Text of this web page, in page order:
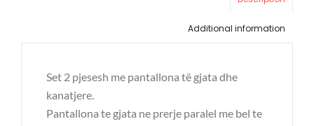
Additional information
Set 2 pjesesh me pantallona të gjata dhe
kanatjere.
Pantallona te gjata ne prerje paralel me bel te